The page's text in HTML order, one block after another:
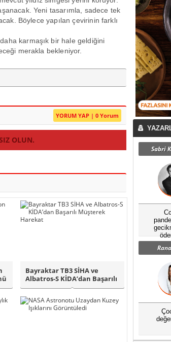
Yeni tasarımla, sadece tek
Böylece yapılan çevirinin farklı
karmaşık bir hale geldiğini
merakla bekleniyor.
YORUM YAP | 0 Yorum
OLUN.
Bayraktar TB3 SİHA ve
Albatros-S KİDA’dan Başarılı
Müşterek ..
Sabri